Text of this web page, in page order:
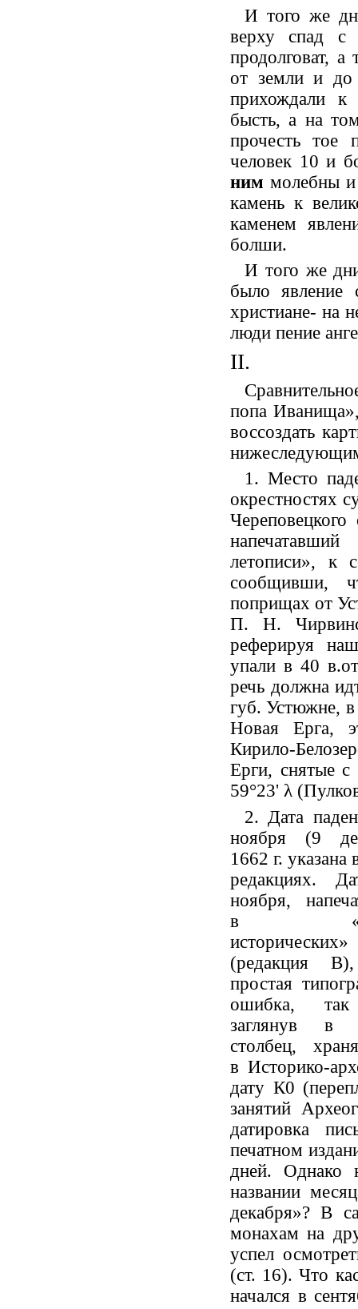
И того же
верху спад с
продолговат,
от земли и
прихождали
бысть, а на
прочесть тое
человек 10 и
ним молебны и
камень к
каменем
болши.
И того же
было явление
христиане- на
люди пение
II.
попа
воссоздать
1. Место
окрестностях
летописи», к
сообщивши,
поприщах от
П. Н.
реферируя
упали в 40
речь должна
губ. Устюжне,
Новая Ерга,
Кирило-
Ерги, снятые с
59°23' λ
2. Дата
ноября (9
1662 г. указана
редакциях.
ноября,
в
исторических»
(редакция
простая
ошибка,
заглянув в
столбец,
в Историко-
дату К0
занятий
датировка
печатном
дней. Однако
названии
декабря»? В
монахам на
успел
(ст. 16). Что
начался в